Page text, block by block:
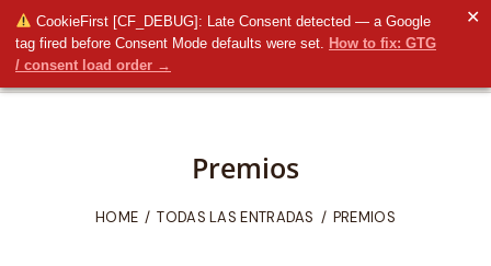
CookieFirst [CF_DEBUG]: Late Consent detected — a Google
tag fired before Consent Mode defaults were set. How to fix: GTG
/ consent load order →
✕
Premios
HOME TODAS LAS ENTRADAS PREMIOS